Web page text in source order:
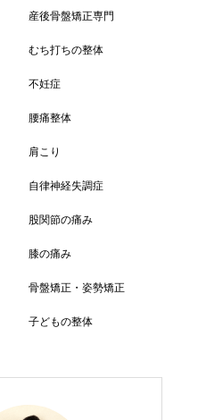
産後骨盤矯正専門
むち打ちの整体
不妊症
腰痛整体
肩こり
自律神経失調症
股関節の痛み
膝の痛み
骨盤矯正・姿勢矯正
子どもの整体